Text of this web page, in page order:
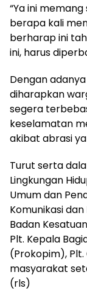
“Ya ini
berapa kali
berharap ini
ini, harus
Dengan
diharapkan
segera
keselamatan
akibat abrasi
Turut serta
Lingkungan
Umum dan
Komunikasi
Badan
Plt. Kepala
(Prokopim),
masyarakat
(rls)